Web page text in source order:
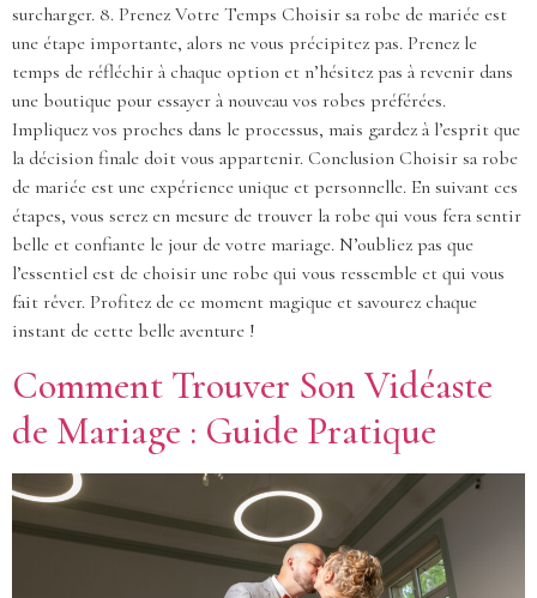
surcharger. 8. Prenez Votre Temps Choisir sa robe de mariée est
une étape importante, alors ne vous précipitez pas. Prenez le
temps de réfléchir à chaque option et n’hésitez pas à revenir dans
une boutique pour essayer à nouveau vos robes préférées.
Impliquez vos proches dans le processus, mais gardez à l’esprit que
la décision finale doit vous appartenir. Conclusion Choisir sa robe
de mariée est une expérience unique et personnelle. En suivant ces
étapes, vous serez en mesure de trouver la robe qui vous fera sentir
belle et confiante le jour de votre mariage. N’oubliez pas que
l’essentiel est de choisir une robe qui vous ressemble et qui vous
fait rêver. Profitez de ce moment magique et savourez chaque
instant de cette belle aventure !
Comment Trouver Son Vidéaste
de Mariage : Guide Pratique